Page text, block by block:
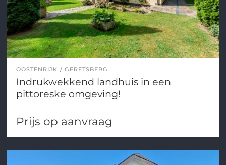
OOSTENRIJK GERETSBERG
Indrukwekkend landhuis in een
pittoreske omgeving!
Prijs op aanvraag